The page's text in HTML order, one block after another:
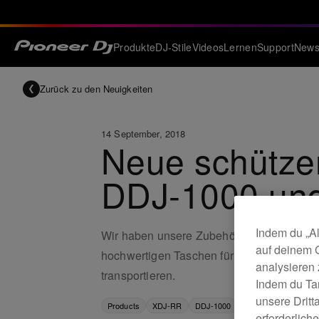
ProdukteDJ-StileVideosLernenSupportNews
Zurück zu den Neuigkeiten
14 September, 2018
Neue
DDJ-1000
Wir haben unsere Zubehörlinie um 2
hochwertigen Taschen für DJ-
transportieren.
Products XDJ-RR DDJ-1000
Indem du
auf deinem
analysieren
Indem du
unsere